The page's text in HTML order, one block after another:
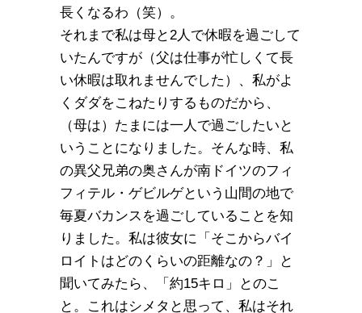
長くなるわ（笑）。
それまで私は母と2人で休暇を過ごして
いたんですが（父は仕事が忙しくて長
い休暇は取れませんでした）、私がよ
くダダをこねたりするものだから、
（母は）たまには一人で過ごしたいと
いうことになりました。そんな時、私
の異父兄弟の奥さんが南ドイツのフィ
フィテル・ゲビルゲという山間の地で
毎夏バカンスを過ごしていることを知
りました。私は彼女に「そこからバイ
ロイトはどのくらいの距離なの？」と
聞いてみたら、「約15キロ」とのこ
と。これはシメタと思って、私はそれ